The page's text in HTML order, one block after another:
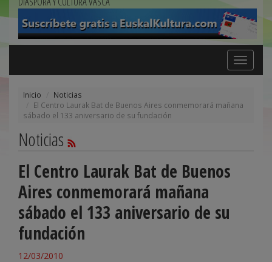
Toggle
navigation
Inicio
Noticias
El Centro Laurak Bat de Buenos Aires conmemorará mañana
sábado el 133 aniversario de su fundación
Noticias
El Centro Laurak Bat de Buenos
Aires conmemorará mañana
sábado el 133 aniversario de su
fundación
12/03/2010